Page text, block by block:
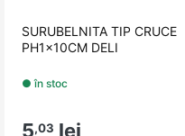
SURUBELNITA TIP CRUCE
PH1x10CM DELI
● în stoc
5,03 lei